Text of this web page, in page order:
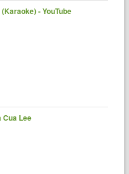
- YouTube
Cua Lee